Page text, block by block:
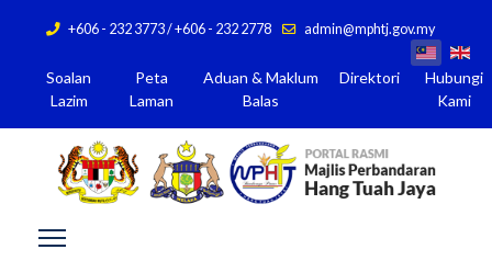
+606 - 232 3773 / +606 - 232 2778 admin@mphtj.gov.my
Soalan
Lazim
Peta
Laman
Aduan & Maklum
Balas
Direktori
Hubungi
Kami